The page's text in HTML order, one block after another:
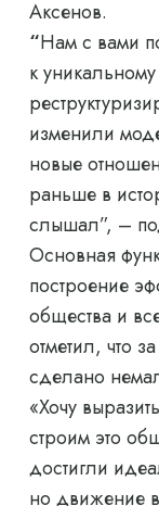
Аксенов.
“Нам с вами
к
изменили
новые
раньше в
слышал”, –
Основная
построение
общества и
отметил, что
сделано
«Хочу
строим это
достигли
но движение